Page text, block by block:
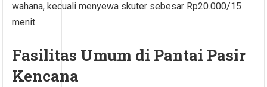
wahana, kecuali menyewa skuter sebesar Rp20.000/15
menit.
Fasilitas Umum di Pantai Pasir
Kencana